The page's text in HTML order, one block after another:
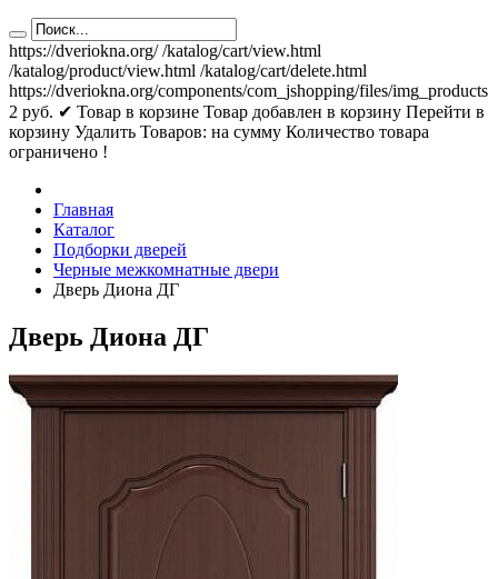
https://dveriokna.org/ /katalog/cart/view.html
/katalog/product/view.html /katalog/cart/delete.html
https://dveriokna.org/components/com_jshopping/files/img_products
2 руб. ✔ Товар в корзине Товар добавлен в корзину Перейти в
корзину Удалить Товаров: на сумму Количество товара
ограничено !
Главная
Каталог
Подборки дверей
Черные межкомнатные двери
Дверь Диона ДГ
Дверь Диона ДГ